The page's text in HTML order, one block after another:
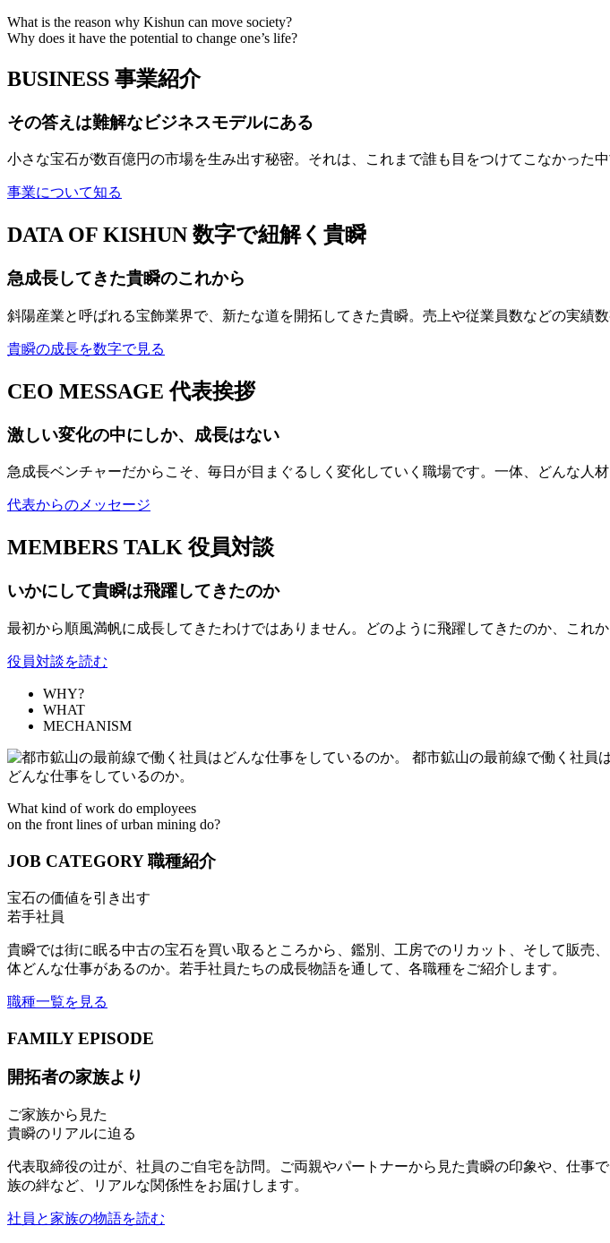
What is the reason why Kishun can move society?
Why does it have the potential to change one’s life?
BUSINESS 事業紹介
その答えは難解なビジネスモデルにある
小さな宝石が数百億円の市場を生み出す秘密。それは、これまで誰も目をつけてこなかった
事業について知る
DATA OF KISHUN 数字で紐解く貴瞬
急成長してきた貴瞬のこれから
斜陽産業と呼ばれる宝飾業界で、新たな道を開拓してきた貴瞬。売上や従業員数などの実績
貴瞬の成長を数字で見る
CEO MESSAGE 代表挨拶
激しい変化の中にしか、成長はない
急成長ベンチャーだからこそ、毎日が目まぐるしく変化していく職場です。一体、どんな人
代表からのメッセージ
MEMBERS TALK 役員対談
いかにして貴瞬は飛躍してきたのか
最初から順風満帆に成長してきたわけではありません。どのように飛躍してきたのか、これ
役員対談を読む
WHY?
WHAT
MECHANISM
都市鉱山の最前線で働く社員
どんな仕事をしているのか。
What kind of work do employees
on the front lines of urban mining do?
JOB CATEGORY 職種紹介
宝石の価値を引き出す
若手社員
貴瞬では街に眠る中古の宝石を買い取るところから、鑑別、工房でのリカット、そして販
体どんな仕事があるのか。若手社員たちの成長物語を通して、各職種をご紹介します。
職種一覧を見る
FAMILY EPISODE
開拓者の家族より
ご家族から見た
貴瞬のリアルに迫る
代表取締役の辻が、社員のご自宅を訪問。ご両親やパートナーから見た貴瞬の印象や、仕
族の絆など、リアルな関係性をお届けします。
社員と家族の物語を読む